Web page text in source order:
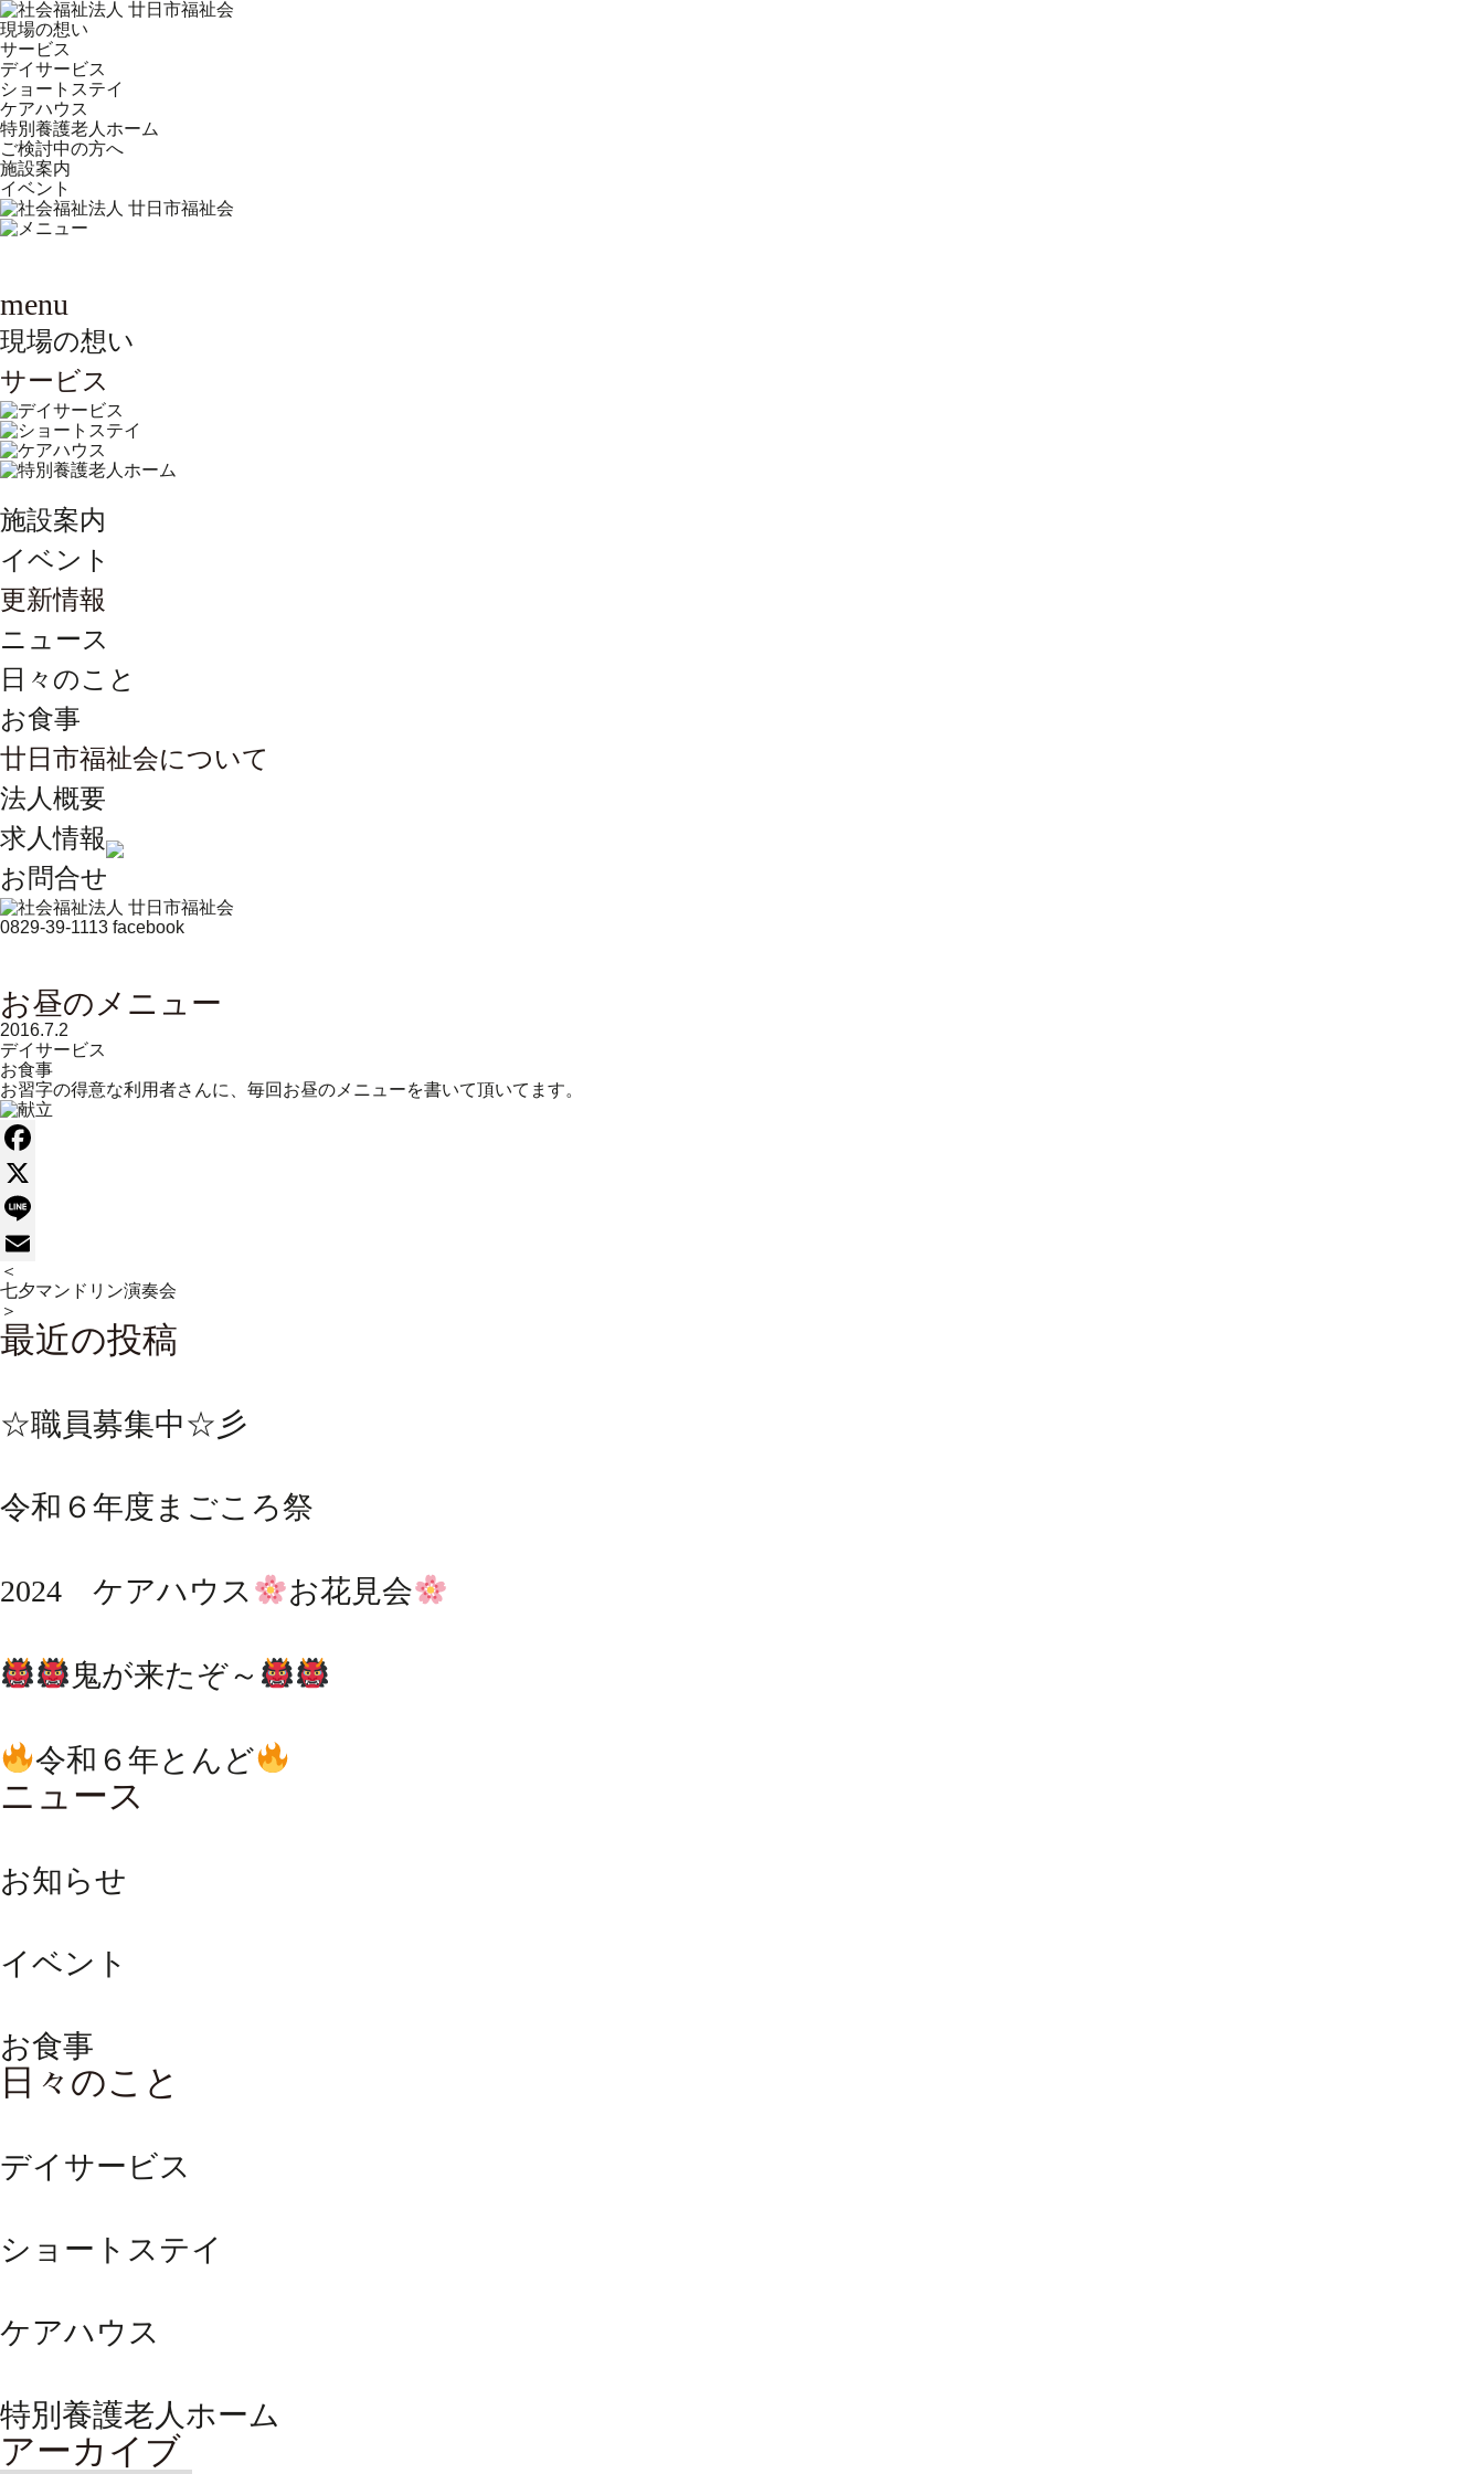
現場の想い
サービス
デイサービス
ショートステイ
ケアハウス
特別養護老人ホーム
ご検討中の方へ
施設案内
イベント
menu
現場の想い
サービス
施設案内
イベント
更新情報
ニュース
日々のこと
お食事
廿日市福祉会について
法人概要
求人情報
お問合せ
0829-39-1113 facebook
お昼のメニュー
2016.7.2
デイサービス
お食事
お習字の得意な利用者さんに、毎回お昼のメニューを書いて頂いてます。
Facebook
X
Line
Email
＜
七夕マンドリン演奏会
＞
最近の投稿
☆職員募集中☆彡
令和６年度まごころ祭
2024 ケアハウス お花見会
鬼が来たぞ～
令和６年とんど
ニュース
お知らせ
イベント
お食事
日々のこと
デイサービス
ショートステイ
ケアハウス
特別養護老人ホーム
アーカイブ